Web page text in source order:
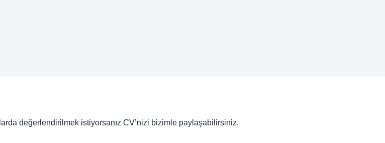
değerlendirilmek istiyorsanız CV’nizi bizimle paylaşabilirsiniz.